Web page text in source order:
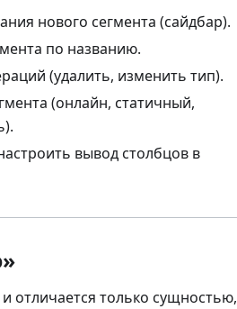
нового сегмента (сайдбар).
по названию.
(удалить, изменить тип).
(онлайн, статичный,
вывод столбцов в
отличается только сущностью,